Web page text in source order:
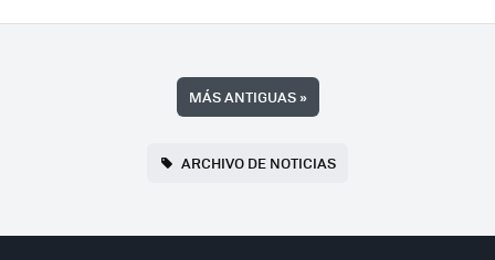
MÁS ANTIGUAS»
ARCHIVO DE NOTICIAS